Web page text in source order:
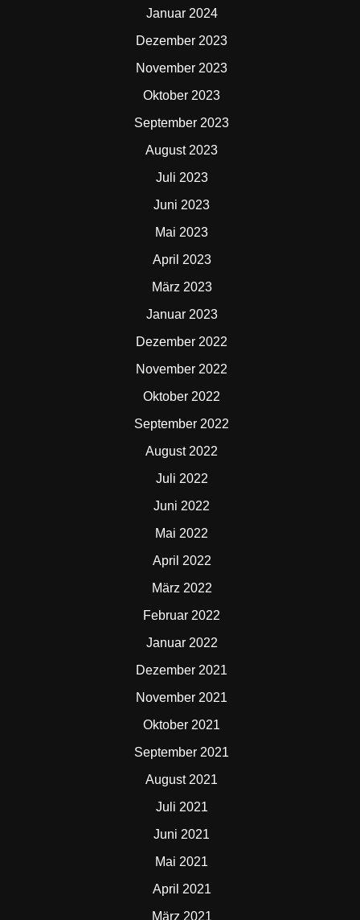
Januar 2024
Dezember 2023
November 2023
Oktober 2023
September 2023
August 2023
Juli 2023
Juni 2023
Mai 2023
April 2023
März 2023
Januar 2023
Dezember 2022
November 2022
Oktober 2022
September 2022
August 2022
Juli 2022
Juni 2022
Mai 2022
April 2022
März 2022
Februar 2022
Januar 2022
Dezember 2021
November 2021
Oktober 2021
September 2021
August 2021
Juli 2021
Juni 2021
Mai 2021
April 2021
März 2021